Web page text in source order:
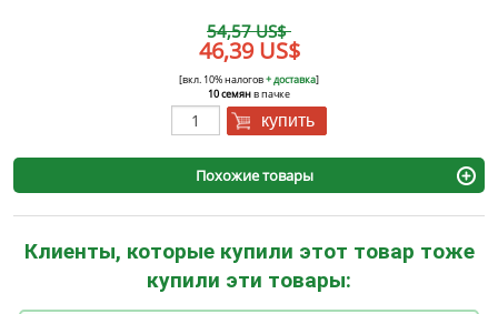
54,57 US$
46,39 US$
[вкл. 10% налогов+ доставка]
10 семянв пачке
купить
Похожие товары
Клиенты, которые купили этот товар тоже
купили эти товары: